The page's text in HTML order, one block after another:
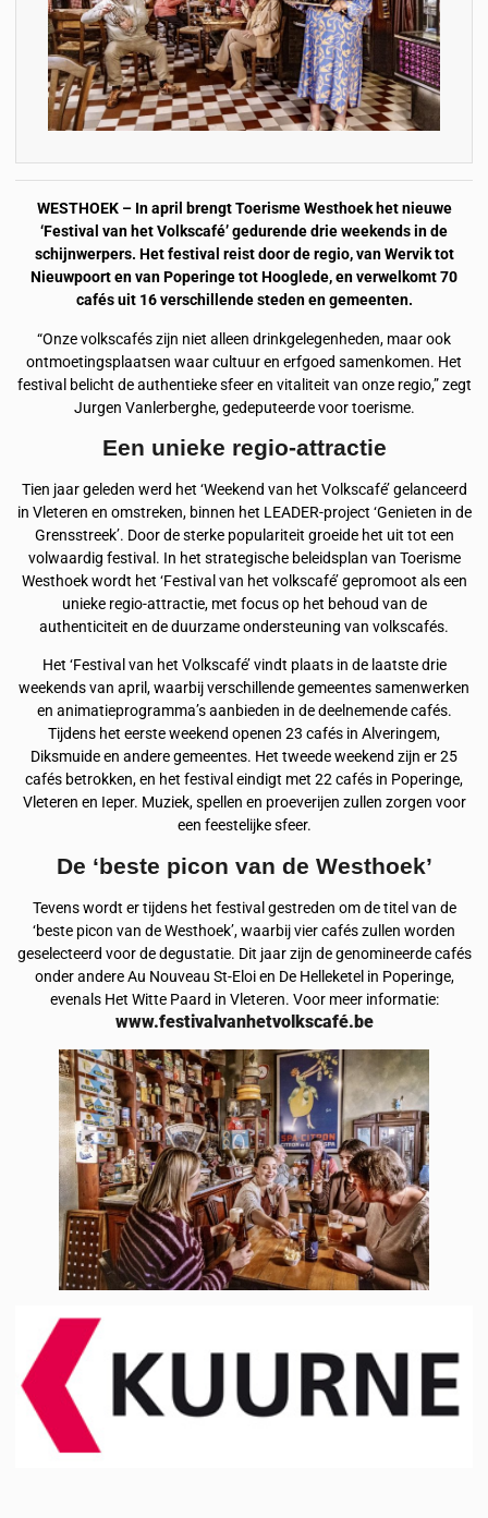
WESTHOEK – In april brengt Toerisme Westhoek het nieuwe
‘Festival van het Volkscafé’ gedurende drie weekends in de
schijnwerpers. Het festival reist door de regio, van Wervik tot
Nieuwpoort en van Poperinge tot Hooglede, en verwelkomt 70
cafés uit 16 verschillende steden en gemeenten.
“Onze volkscafés zijn niet alleen drinkgelegenheden, maar ook
ontmoetingsplaatsen waar cultuur en erfgoed samenkomen. Het
festival belicht de authentieke sfeer en vitaliteit van onze regio,” zegt
Jurgen Vanlerberghe, gedeputeerde voor toerisme.
Een unieke regio-attractie
Tien jaar geleden werd het ‘Weekend van het Volkscafé’ gelanceerd
in Vleteren en omstreken, binnen het LEADER-project ‘Genieten in de
Grensstreek’. Door de sterke populariteit groeide het uit tot een
volwaardig festival. In het strategische beleidsplan van Toerisme
Westhoek wordt het ‘Festival van het volkscafé’ gepromoot als een
unieke regio-attractie, met focus op het behoud van de
authenticiteit en de duurzame ondersteuning van volkscafés.
Het ‘Festival van het Volkscafé’ vindt plaats in de laatste drie
weekends van april, waarbij verschillende gemeentes samenwerken
en animatieprogramma’s aanbieden in de deelnemende cafés.
Tijdens het eerste weekend openen 23 cafés in Alveringem,
Diksmuide en andere gemeentes. Het tweede weekend zijn er 25
cafés betrokken, en het festival eindigt met 22 cafés in Poperinge,
Vleteren en Ieper. Muziek, spellen en proeverijen zullen zorgen voor
een feestelijke sfeer.
De ‘beste picon van de Westhoek’
Tevens wordt er tijdens het festival gestreden om de titel van de
‘beste picon van de Westhoek’, waarbij vier cafés zullen worden
geselecteerd voor de degustatie. Dit jaar zijn de genomineerde cafés
onder andere Au Nouveau St-Eloi en De Helleketel in Poperinge,
evenals Het Witte Paard in Vleteren. Voor meer informatie:
www.festivalvanhetvolkscafé.be